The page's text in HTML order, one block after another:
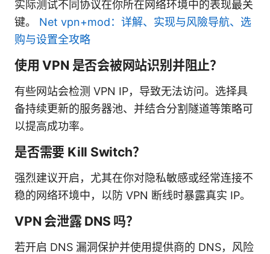
实际测试不同协议在你所在网络环境中的表现最关
键。 Net vpn+mod：详解、实现与风險导航、选
购与设置全攻略
使用 VPN 是否会被网站识别并阻止？
有些网站会检测 VPN IP，导致无法访问。选择具
备持续更新的服务器池、并结合分割隧道等策略可
以提高成功率。
是否需要 Kill Switch？
强烈建议开启，尤其在你对隐私敏感或经常连接不
稳的网络环境中，以防 VPN 断线时暴露真实 IP。
VPN 会泄露 DNS 吗？
若开启 DNS 漏洞保护并使用提供商的 DNS，风险